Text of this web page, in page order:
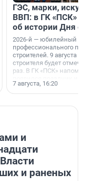
ГЭС, марки,
ВВП: в ГК «ПСК»
об истории Дня
2026-й — юбилейный
профессионального
строителей. 9 августа
строителя будет
раз. В ГК «ПСК»
поменялась роль
7 августа, 16:20
и
и раненых